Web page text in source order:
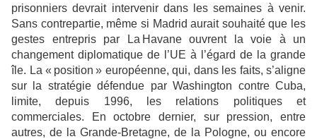
prisonniers devrait intervenir dans les semaines à venir.
Sans contrepartie, même si Madrid aurait souhaité que les
gestes entrepris par La Havane ouvrent la voie à un
changement diplomatique de l’UE à l’égard de la grande
île. La « position » européenne, qui, dans les faits, s’aligne
sur la stratégie défendue par Washington contre Cuba,
limite, depuis 1996, les relations politiques et
commerciales. En octobre dernier, sur pression, entre
autres, de la Grande-Bretagne, de la Pologne, ou encore